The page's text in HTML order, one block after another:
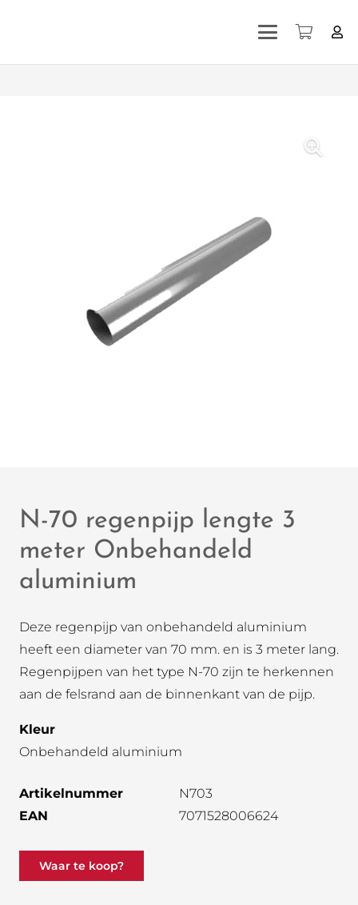
N-70 regenpijp lengte 3
meter Onbehandeld
aluminium
Deze regenpijp van onbehandeld aluminium
heeft een diameter van 70 mm. en is 3 meter lang.
Regenpijpen van het type N-70 zijn te herkennen
aan de felsrand aan de binnenkant van de pijp.
Kleur
Onbehandeld aluminium
Artikelnummer
N703
EAN
7071528006624
Waar te koop?